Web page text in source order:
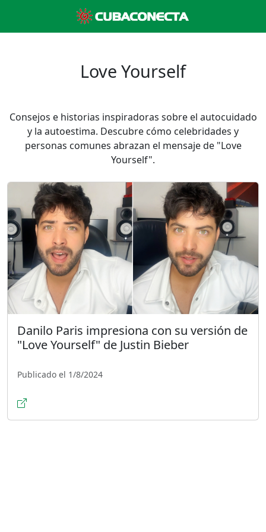
Love Yourself
Consejos e historias inspiradoras sobre el autocuidado
y la autoestima. Descubre cómo celebridades y
personas comunes abrazan el mensaje de "Love
Yourself".
Danilo Paris impresiona con su versión de
"Love Yourself" de Justin Bieber
Publicado el 1/8/2024